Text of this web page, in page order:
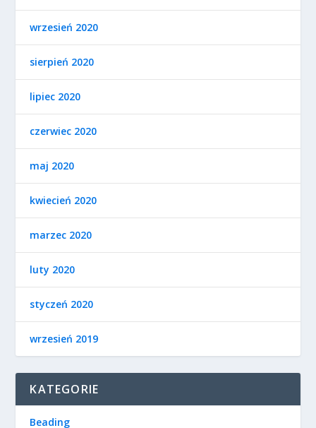
wrzesień 2020
sierpień 2020
lipiec 2020
czerwiec 2020
maj 2020
kwiecień 2020
marzec 2020
luty 2020
styczeń 2020
wrzesień 2019
KATEGORIE
Beading